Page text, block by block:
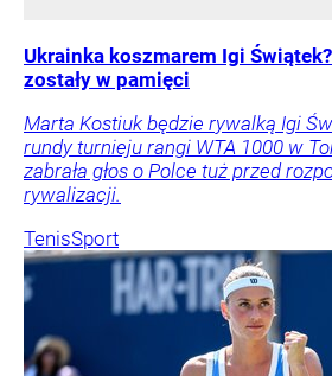
Ukrainka koszmarem Igi
zostały w pamięci
Marta Kostiuk będzie rywalką Igi
rundy turnieju rangi WTA 1000 w
zabrała głos o Polce tuż przed
rywalizacji.
TenisSport